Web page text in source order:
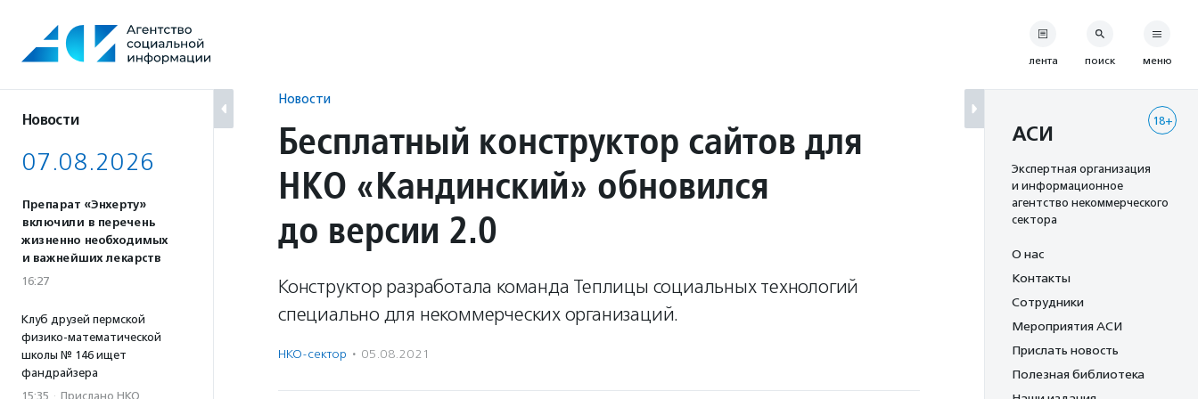
содержанию
Новости
07.08.2026
Препарат «Энхерту»
включили в перечень
жизненно необходимых
и важнейших лекарств
16:27
Клуб друзей пермской
физико-математической
школы № 146 ищет
фандрайзера
15:35 · Прислано НКО
Новости
Бесплатный конструктор сайтов для
НКО «Кандинский» обновился
до версии 2.0
Конструктор разработала команда Теплицы социальных технологий
специально для некоммерческих организаций.
НКО-сектор · 05.08.2021
лента поиск меню
18+
АСИ
Экспертная организация
и информационное
агентство некоммерческого
сектора
О нас
Контакты
Сотрудники
Мероприятия АСИ
Прислать новость
Полезная библиотека